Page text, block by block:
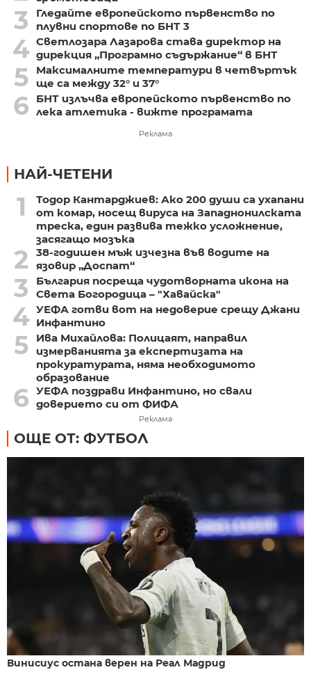
3
Гледайте европейското първенство по
плувни спортове по БНТ 3
4 Светлозара Лазарова става директор на
дирекция „Програмно съдържание“ в БНТ
5
Максималните температури в четвъртък
ще са между 32° и 37°
6
БНТ излъчва европейското първенство по
лека атлетика - вижте програмата
Реклама
НАЙ-ЧЕТЕНИ
1
Тодор Кантарджиев: Ако 200 души са ухапани
от комар, носещ вируса на Западнонилската
треска, един развива тежко усложнение,
засягащо мозъка
2
38-годишен мъж изчезна във водите на
язовир „Доспат“
3
България посреща чудотворната икона на
Света Богородица – "Хавайска"
4 УЕФА готви вот на недоверие срещу Джани
Инфантино
5
Ива Михайлова: Полицаят, направил
измерванията за експертизата на
прокуратурата, няма необходимото
образование
6 УЕФА поздрави Инфантино, но свали
доверието си от ФИФА
Реклама
ОЩЕ ОТ: ФУТБОЛ
Винисиус остана верен на Реал Мадрид